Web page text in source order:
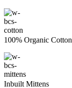
100% Organic Cotton
Inbuilt Mittens